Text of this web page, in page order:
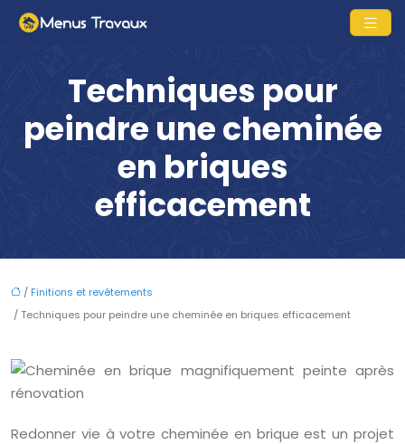
Techniques pour
peindre une cheminée
en briques
efficacement
/ Finitions et revêtements
/ Techniques pour peindre une cheminée en briques efficacement
Redonner vie à votre cheminée en brique est un projet